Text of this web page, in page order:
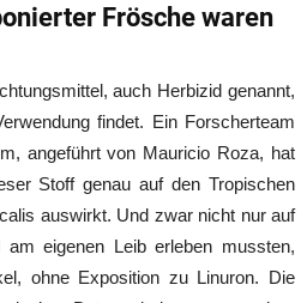
Frösche waren
auch Herbizid genannt,
findet. Ein Forscherteam
angeführt von Mauricio Roza, hat
Stoff genau auf den Tropischen
auswirkt. Und zwar nicht nur auf
eigenen Leib erleben mussten,
ohne Exposition zu Linuron. Die